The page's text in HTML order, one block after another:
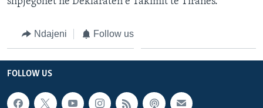
Ndajeni Follow us
FOLLOW US